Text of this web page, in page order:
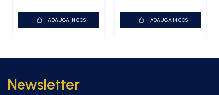
ADAUGA IN COS ADAUGA IN COS
Newsletter